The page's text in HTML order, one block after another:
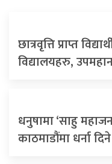
छात्रवृत्ति प्राप्त
विद्यालयहरु,
धनुषामा ‘साहु
काठमाडौंमा धर्ना